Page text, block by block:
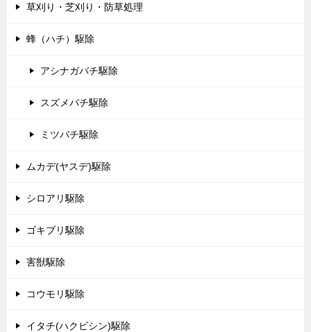
草刈り・芝刈り・防草処理
蜂（ハチ）駆除
アシナガバチ駆除
スズメバチ駆除
ミツバチ駆除
ムカデ(ヤスデ)駆除
シロアリ駆除
ゴキブリ駆除
害獣駆除
コウモリ駆除
イタチ(ハクビシン)駆除